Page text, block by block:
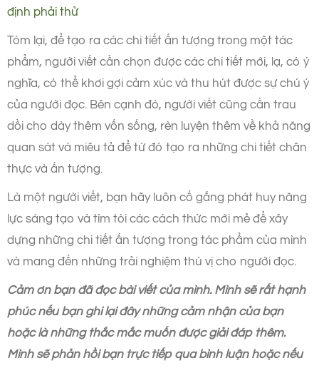
định phải thử
Tóm lại, để tạo ra các chi tiết ấn tượng trong một tác
phẩm, người viết cần chọn được các chi tiết mới, lạ, có ý
nghĩa, có thể khơi gợi cảm xúc và thu hút được sự chú ý
của người đọc. Bên cạnh đó, người viết cũng cần trau
dồi cho dày thêm vốn sống, rèn luyện thêm về khả năng
quan sát và miêu tả để từ đó tạo ra những chi tiết chân
thực và ấn tượng.
Là một người viết, bạn hãy luôn cố gắng phát huy năng
lực sáng tạo và tìm tòi các cách thức mới mẻ để xây
dựng những chi tiết ấn tượng trong tác phẩm của mình
và mang đến những trải nghiệm thú vị cho người đọc.
Cảm ơn bạn đã đọc bài viết của mình. Mình sẽ rất hạnh
phúc nếu bạn ghi lại đây những cảm nhận của bạn
hoặc là những thắc mắc muốn được giải đáp thêm.
Mình sẽ phản hồi bạn trực tiếp qua bình luận hoặc nếu